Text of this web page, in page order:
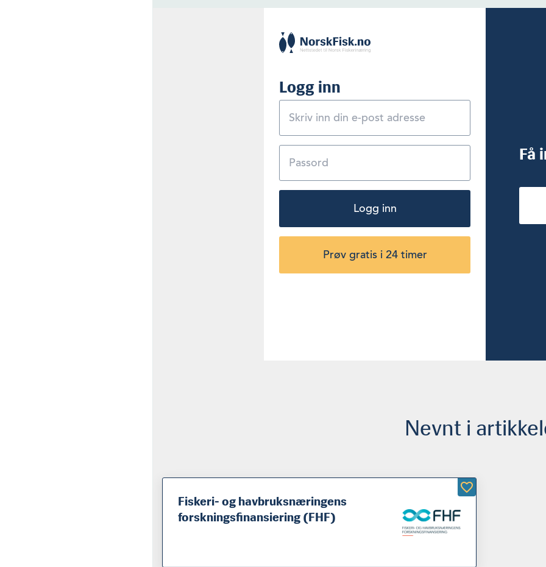
Logg inn
Logg inn
Prøv gratis i 24 timer
Få
Nevnt i
Fiskeri- og havbruksnæringens
forskningsfinansiering (FHF)